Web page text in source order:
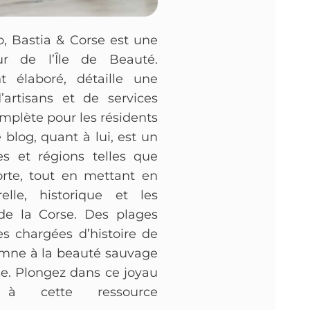
Bastia & Corse est une
de l’Île de Beauté.
élaboré, détaille une
et de services
pour les résidents
blog, quant à lui, est un
et régions telles que
tout en mettant en
historique et les
la Corse. Des plages
chargées d’histoire de
à la beauté sauvage
Plongez dans ce joyau
à cette ressource